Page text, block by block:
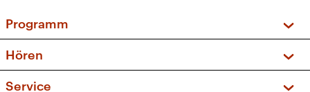
Programm
Sendungen und Podcasts
Hören
Service